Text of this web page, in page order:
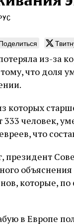
из-за
что доля
которых
333 человек,
что
президент
которые, по
в Европе
ишува
начала
по святым
Западную
в Тиша бе‑Ав,
большое
города и тем
Александр
и
тела
день